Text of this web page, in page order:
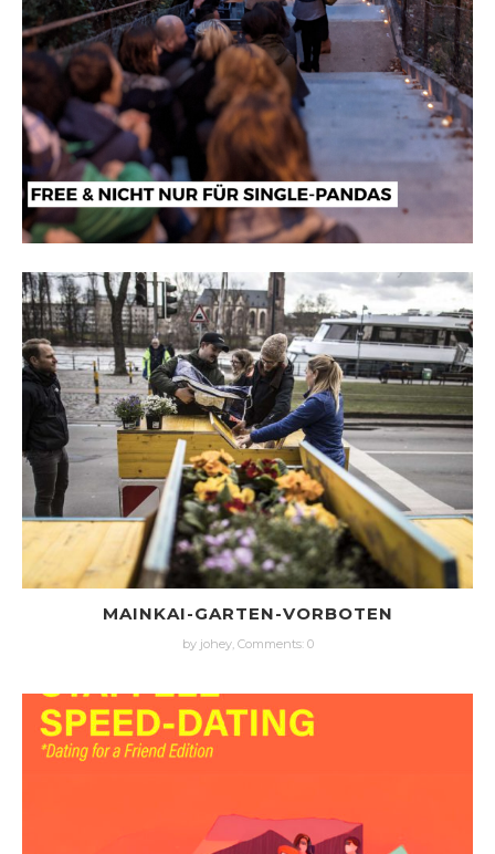
MAINKAI-GARTEN-VORBOTEN
by johey, Comments: 0